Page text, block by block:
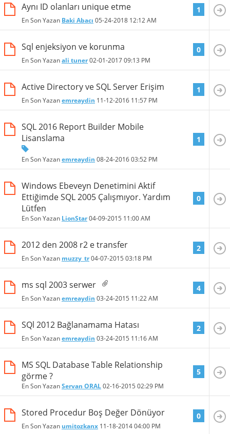
Aynı ID olanları unique etme
En Son Yazan Baki Abacı 05-24-2018 12:12 AM
1
Sql enjeksiyon ve korunma
En Son Yazanali tuner02-01-201709:13 PM
0
Active Directory ve SQL Server Erişim
En Son Yazanemreaydin 11-12-2016 11:57 PM
1
SQL 2016 Report Builder Mobile
Lisanslama
En Son Yazanemreaydin 08-24-201603:52 PM
1
Windows Ebeveyn Denetimini Aktif
Ettiğimde SQL 2005 Çalışmıyor. Yardım
Lütfen
En Son Yazan LionStar04-09-2015 11:00 AM
0
2012 den 2008 r2 e transfer
En Son Yazan muzzy_tr04-07-2015 03:18 PM
2
ms sql 2003 serwer
En Son Yazanemreaydin 03-24-2015 11:22 AM
4
SQl 2012 Bağlanamama Hatası
En Son Yazanemreaydin 03-24-2015 11:16 AM
2
MS SQL Database Table Relationship
görme ?
En Son YazanServan ORAL02-16-2015 02:29 PM
5
Stored Procedur Boş Değer Dönüyor
En Son Yazan umitozkanx 11-18-201404:00 PM
0